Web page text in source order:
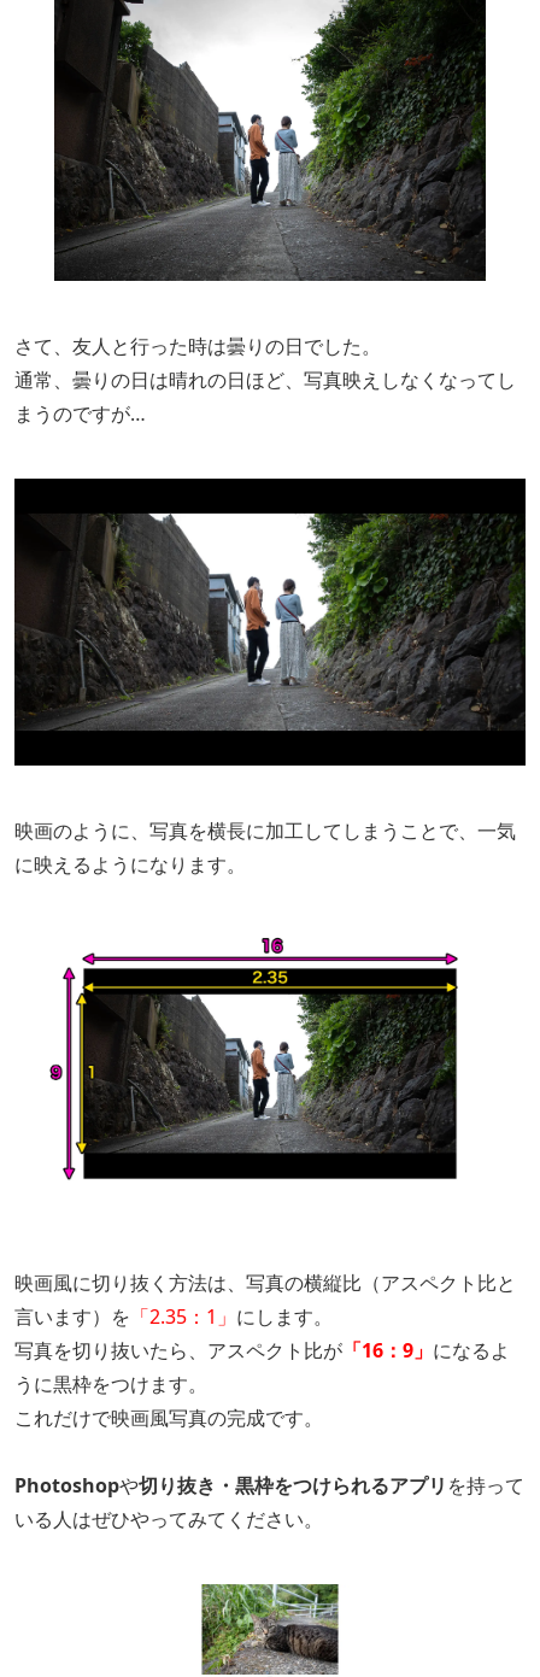
さて、友人と行った時は曇りの日でした。
通常、曇りの日は晴れの日ほど、写真映えしなくなってし
まうのですが…
映画のように、写真を横長に加工してしまうことで、一気
に映えるようになります。
映画風に切り抜く方法は、写真の横縦比（アスペクト比と
言います）を 「2.35：1」 にします。
写真を切り抜いたら、アスペクト比が 「16：9」 になるよ
うに黒枠をつけます。
これだけで映画風写真の完成です。
Photoshopや切り抜き・黒枠をつけられるアプリ を持って
いる人はぜひやってみてください。